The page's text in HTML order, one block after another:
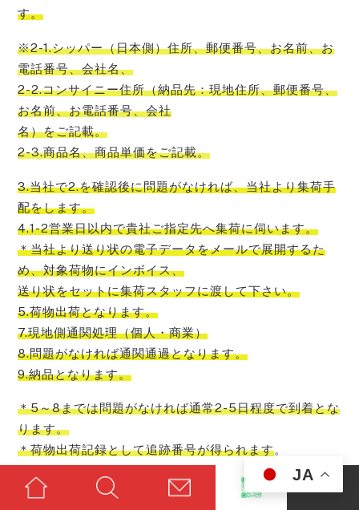
す。
※2-1.シッパー（日本側）住所、郵便番号、お名前、お
電話番号、会社名、
2-2.コンサイニー住所（納品先：現地住所、郵便番号、
お名前、お電話番号、会社
名）をご記載。
2-3.商品名、商品単価をご記載。
3.当社で2.を確認後に問題がなければ、当社より集荷手
配をします。
4.1-2営業日以内で貴社ご指定先へ集荷に伺います。
＊当社より送り状の電子データをメールで展開するた
め、対象荷物にインボイス、
送り状をセットに集荷スタッフに渡して下さい。
5.荷物出荷となります。
7.現地側通関処理（個人・商業）
8.問題がなければ通関通過となります。
9.納品となります。
＊5～8までは問題がなければ通常2-5日程度で到着とな
ります。
＊荷物出荷記録として追跡番号が得られます。
JA